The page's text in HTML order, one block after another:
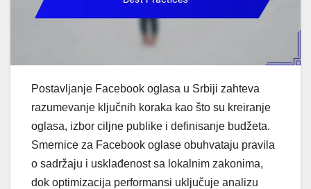
Postavljanje Facebook oglasa u Srbiji zahteva
razumevanje ključnih koraka kao što su kreiranje
oglasa, izbor ciljne publike i definisanje budžeta.
Smernice za Facebook oglase obuhvataju pravila
o sadržaju i usklađenost sa lokalnim zakonima,
dok optimizacija performansi uključuje analizu